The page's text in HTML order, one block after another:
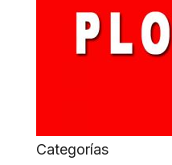
Categorías